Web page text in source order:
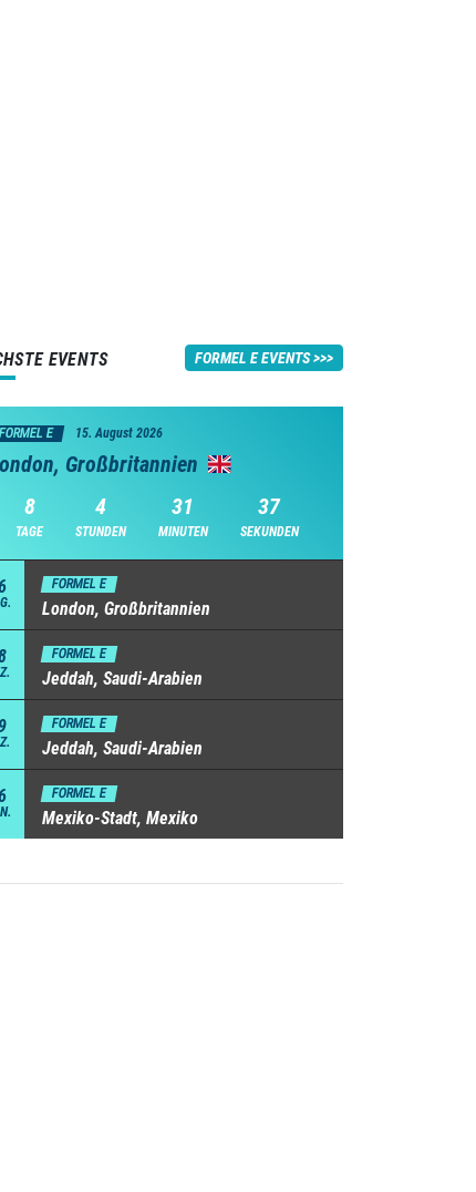
EVENTS FORMEL E EVENTS
FORMEL E 15. August 2026
Großbritannien
8
TAGE
4
STUNDEN
31
MINUTEN
37
SEKUNDEN
FORMEL E
London, Großbritannien
FORMEL E
Jeddah, Saudi-Arabien
FORMEL E
Jeddah, Saudi-Arabien
FORMEL E
Mexiko-Stadt, Mexiko